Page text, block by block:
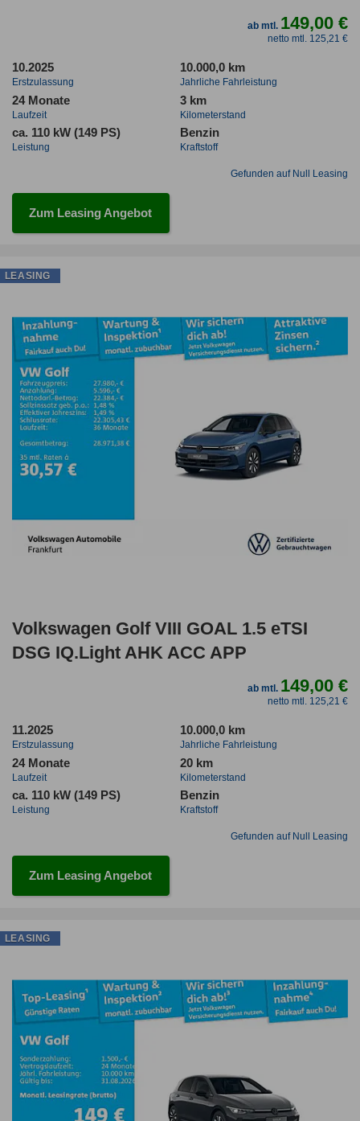
ab mtl. 149,00 €
netto mtl. 125,21 €
10.2025
Erstzulassung
10.000,0 km
Jahrliche Fahrleistung
24 Monate
Laufzeit
3 km
Kilometerstand
ca. 110 kW (149 PS)
Leistung
Benzin
Kraftstoff
Gefunden auf Null Leasing
Zum Leasing Angebot
Volkswagen Golf VIII GOAL 1.5 eTSI
DSG IQ.Light AHK ACC APP
ab mtl. 149,00 €
netto mtl. 125,21 €
11.2025
Erstzulassung
10.000,0 km
Jahrliche Fahrleistung
24 Monate
Laufzeit
20 km
Kilometerstand
ca. 110 kW (149 PS)
Leistung
Benzin
Kraftstoff
Gefunden auf Null Leasing
Zum Leasing Angebot
LEASING
LEASING